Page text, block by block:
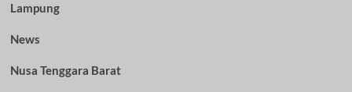
Lampung
News
Nusa Tenggara Barat